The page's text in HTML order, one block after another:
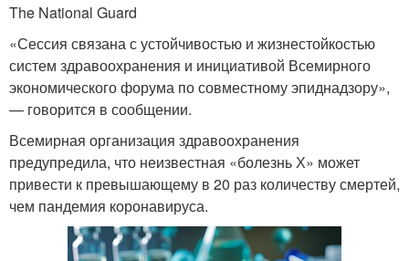
The National Guard
«Сессия связана с устойчивостью и жизнестойкостью
систем здравоохранения и инициативой Всемирного
экономического форума по совместному эпиднадзору»,
— говорится в сообщении.
Всемирная организация здравоохранения
предупредила, что неизвестная «болезнь Х» может
привести к превышающему в 20 раз количеству смертей,
чем пандемия коронавируса.